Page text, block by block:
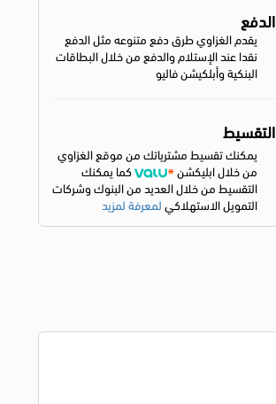
الدفع
يقدم الغزاوي طرق دفع متنوعه مثل الدفع
نقدا عند الإستلام والدفع من خلال البطاقات
البنكية وأبلكيشن فاليو
التقسيط
يمكنك تقسيط مشترياتك من موقع الغزاوي
من خلال ابليكشن
كما يمكنك
التقسيط من خلال العديد من البنوك وشركات
التمويل الاستهلاكيلمعرفة لمزيد